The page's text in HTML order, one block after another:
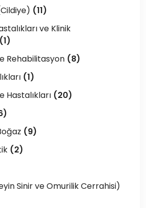
(11)
ve Klinik
(1)
Rehabilitasyon (8)
(1)
Hastalıkları (20)
(9)
(2)
Sinir ve Omurilik Cerrahisi)